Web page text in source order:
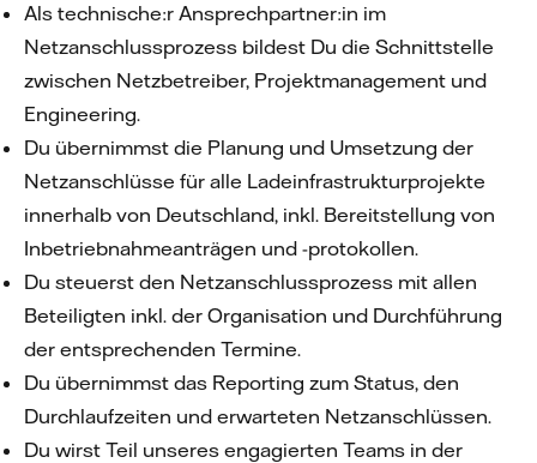
Als technische:r Ansprechpartner:in im
Netzanschlussprozess bildest Du die Schnittstelle
zwischen Netzbetreiber, Projektmanagement und
Engineering.
Du übernimmst die Planung und Umsetzung der
Netzanschlüsse für alle Ladeinfrastrukturprojekte
innerhalb von Deutschland, inkl. Bereitstellung von
Inbetriebnahmeanträgen und -protokollen.
Du steuerst den Netzanschlussprozess mit allen
Beteiligten inkl. der Organisation und Durchführung
der entsprechenden Termine.
Du übernimmst das Reporting zum Status, den
Durchlaufzeiten und erwarteten Netzanschlüssen.
Du wirst Teil unseres engagierten Teams in der